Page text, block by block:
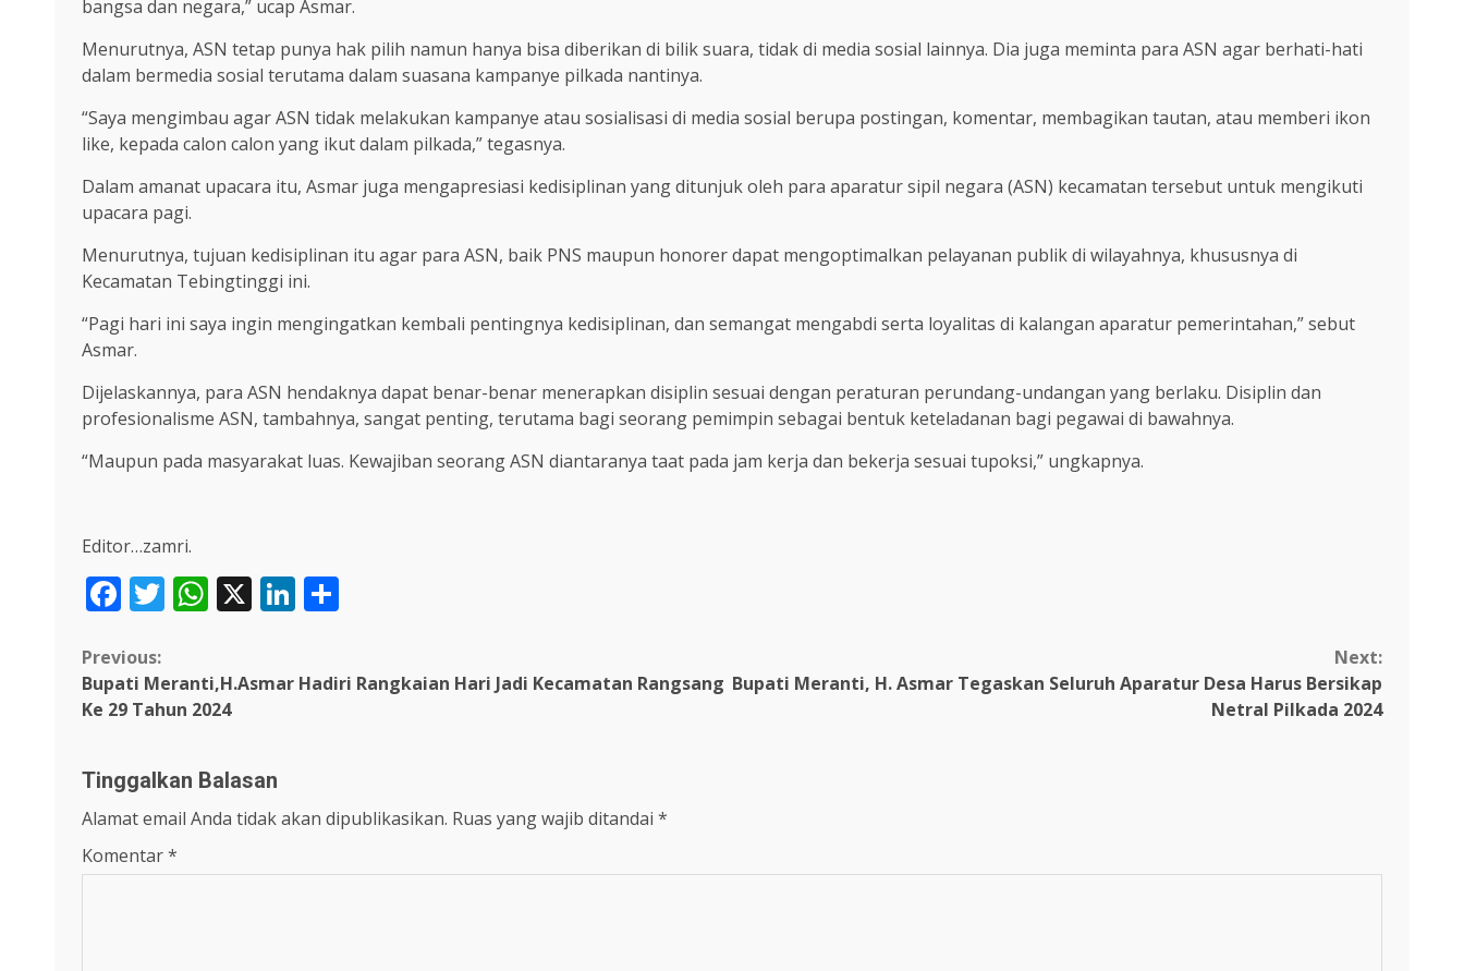
bangsa dan negara,” ucap Asmar.
Menurutnya, ASN tetap punya hak pilih namun hanya bisa diberikan di bilik suara, tidak di media sosial lainnya. Dia juga meminta para ASN agar berhati-hati
dalam bermedia sosial terutama dalam suasana kampanye pilkada nantinya.
“Saya mengimbau agar ASN tidak melakukan kampanye atau sosialisasi di media sosial berupa postingan, komentar, membagikan tautan, atau memberi ikon
like, kepada calon calon yang ikut dalam pilkada,” tegasnya.
Dalam amanat upacara itu, Asmar juga mengapresiasi kedisiplinan yang ditunjuk oleh para aparatur sipil negara (ASN) kecamatan tersebut untuk mengikuti
upacara pagi.
Menurutnya, tujuan kedisiplinan itu agar para ASN, baik PNS maupun honorer dapat mengoptimalkan pelayanan publik di wilayahnya, khususnya di
Kecamatan Tebingtinggi ini.
“Pagi hari ini saya ingin mengingatkan kembali pentingnya kedisiplinan, dan semangat mengabdi serta loyalitas di kalangan aparatur pemerintahan,” sebut
Asmar.
Dijelaskannya, para ASN hendaknya dapat benar-benar menerapkan disiplin sesuai dengan peraturan perundang-undangan yang berlaku. Disiplin dan
profesionalisme ASN, tambahnya, sangat penting, terutama bagi seorang pemimpin sebagai bentuk keteladanan bagi pegawai di bawahnya.
“Maupun pada masyarakat luas. Kewajiban seorang ASN diantaranya taat pada jam kerja dan bekerja sesuai tupoksi,” ungkapnya.
Editor…zamri.
Facebook
Twitter
WhatsApp
X LinkedIn
Continue
Reading
Previous:
Bupati Meranti,H.Asmar Hadiri Rangkaian Hari Jadi Kecamatan Rangsang
Ke 29 Tahun 2024
Next:
Bupati Meranti, H. Asmar Tegaskan Seluruh Aparatur Desa Harus Bersikap
Netral Pilkada 2024
Tinggalkan Balasan
Alamat email Anda tidak akan dipublikasikan. Ruas yang wajib ditandai *
Komentar*